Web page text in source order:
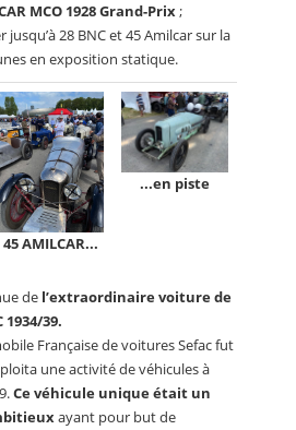
MCO 1928 Grand-Prix;
28 BNC et 45 Amilcar sur la
en exposition statique.
45 AMILCAR...
...en piste
de l’extraordinaire voiture de
1934/39.
Française de voitures Sefac fut
une activité de véhicules à
Ce véhicule unique était un
ayant pour but de